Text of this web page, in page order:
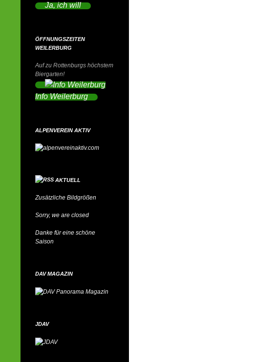
Ja, ich will
ÖFFNUNGSZEITEN
WEILERBURG
Auf zu Rottenburgs höchstem
Biergarten!
Info Weilerburg
ALPENVEREIN AKTIV
AKTUELL
Zusätzliche Bildgrößen
Sorry, we are closed
Danke für eine schöne
Saison
DAV MAGAZIN
JDAV